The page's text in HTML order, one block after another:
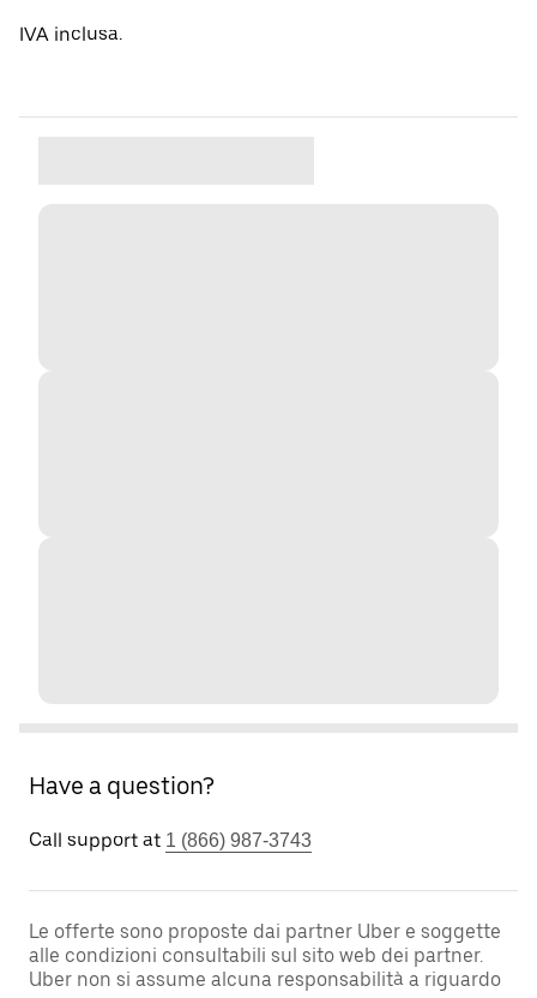
IVA inclusa.
Have a question?
Call support at 1 (866) 987-3743
Le offerte sono proposte dai partner Uber e soggette
alle condizioni consultabili sul sito web dei partner.
Uber non si assume alcuna responsabilità a riguardo